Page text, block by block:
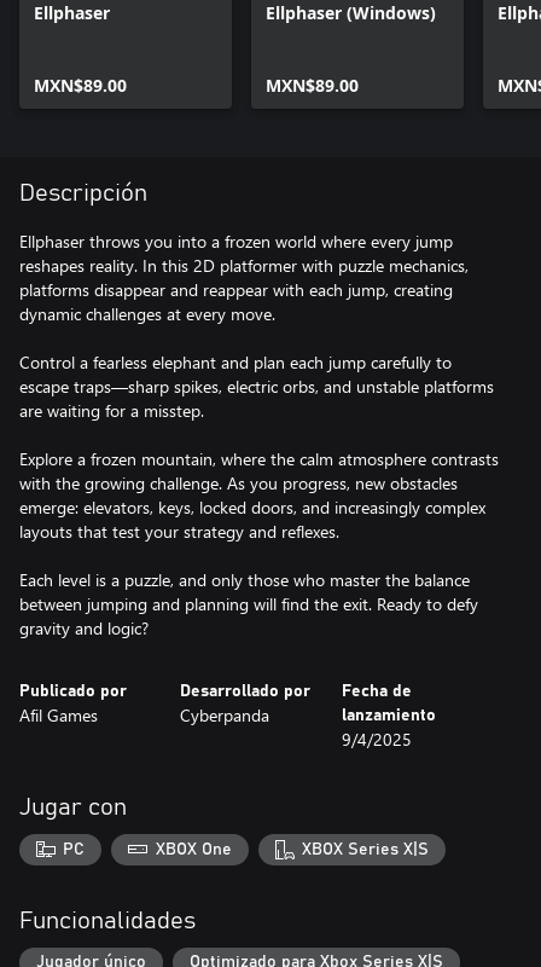
Ellphaser
MXN$89.00
Ellphaser (Windows)
MXN$89.00
Descripción
Ellphaser throws you into a frozen world where every jump
reshapes reality. In this 2D platformer with puzzle mechanics,
platforms disappear and reappear with each jump, creating
dynamic challenges at every move.
Control a fearless elephant and plan each jump carefully to
escape traps—sharp spikes, electric orbs, and unstable platforms
are waiting for a misstep.
Explore a frozen mountain, where the calm atmosphere contrasts
with the growing challenge. As you progress, new obstacles
emerge: elevators, keys, locked doors, and increasingly complex
layouts that test your strategy and reflexes.
Each level is a puzzle, and only those who master the balance
between jumping and planning will find the exit. Ready to defy
gravity and logic?
Publicado por
Afil Games
Desarrollado por
Cyberpanda
Fecha de
lanzamiento
9/4/2025
Jugar con
PC XBOX One XBOX Series X|S
Funcionalidades
Jugador único Optimizado para Xbox Series X|S